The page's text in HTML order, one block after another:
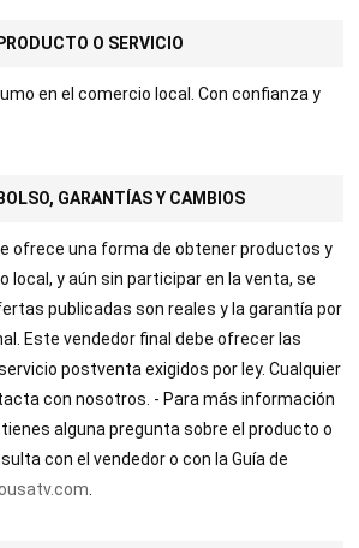
O SERVICIO
en el comercio local. Con confianza y
GARANTÍAS Y CAMBIOS
ofrece una forma de obtener productos y
local, y aún sin participar en la venta, se
publicadas son reales y la garantía por
Este vendedor final debe ofrecer las
postventa exigidos por ley. Cualquier
con nosotros. - Para más información
tienes alguna pregunta sobre el producto o
con el vendedor o con la Guía de